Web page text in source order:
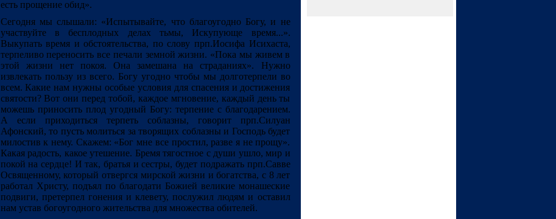
есть прощение обид».
Сегодня мы слышали: «Испытывайте, что благоугодно Богу, и не
участвуйте в бесплодных делах тьмы, Искупующе время...».
Выкупать время и обстоятельства, по слову прп.Иосифа Исихаста,
терпеливо переносить все печали земной жизни. «Пока мы живем в
этой жизни нет покоя. Она замешана на страданиях». Нужно
извлекать пользу из всего. Богу угодно чтобы мы долготерпели во
всем. Какие нам нужны особые условия для спасения и достижения
святости? Вот они перед тобой, каждое мгновение, каждый день ты
можешь приносить плод угодный Богу: терпение с благодарением.
А если приходиться терпеть соблазны, говорит прп.Силуан
Афонский, то пусть молиться за творящих соблазны и Господь будет
милостив к нему. Скажем: «Бог мне все простил, разве я не прощу».
Какая радость, какое утешение. Бремя тягостное с души ушло, мир и
покой на сердце! И так, братья и сестры, будет подражать прп.Савве
Освященному, который отвергся мирской жизни и богатства, с 8 лет
работал Христу, подъял по благодати Божией великие монашеские
подвиги, претерпел гонения и клевету, послужил людям и оставил
нам устав богоугодного жительства для множества обителей.